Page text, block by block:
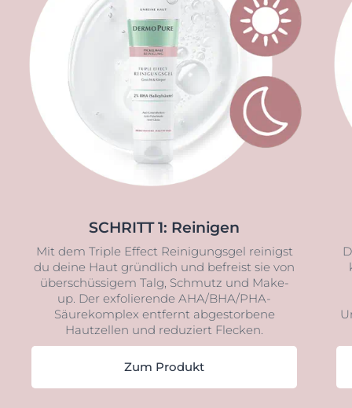
SCHRITT 1: Reinigen
Mit dem Triple Effect Reinigungsgel reinigst
du deine Haut gründlich und befreist sie von
überschüssigem Talg, Schmutz und Make-
up. Der exfolierende AHA/BHA/PHA-
Säurekomplex entfernt abgestorbene
Hautzellen und reduziert Flecken.
Zum Produkt